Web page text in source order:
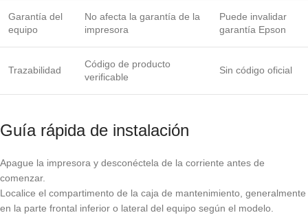
Garantía del
equipo
No afecta la garantía de la
impresora
Puede invalidar
garantía Epson
Trazabilidad
Código de producto
verificable
Sin código oficial
Guía rápida de instalación
Apague la impresora y desconéctela de la corriente antes de
comenzar.
Localice el compartimento de la caja de mantenimiento, generalmente
en la parte frontal inferior o lateral del equipo según el modelo.